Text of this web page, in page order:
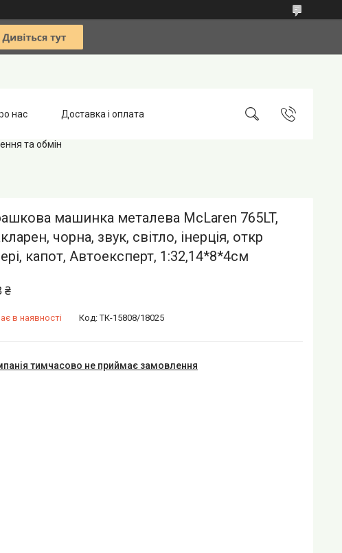
нас Доставка і оплата
та обмін
машинка металева McLaren 765LT,
чорна, звук, світло, інерція, откр
капот, Автоексперт, 1:32,14*8*4см
₴
в наявності Код:ТК-15808/18025
тимчасово не приймає замовлення